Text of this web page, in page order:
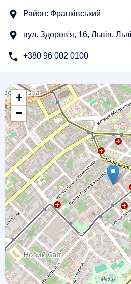
Район: Франківський
вул. Здоров'я, 16, Львів,
+380 96 002 0100
+
−